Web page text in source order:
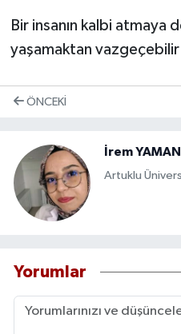
Bir insanın kalbi atmaya
yaşamaktan vazgeçebilir
ÖNCEKI
İrem YAMAN
Artuklu
Yorumlar